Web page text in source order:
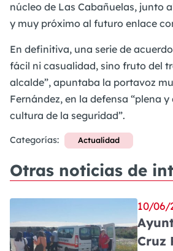
núcleo de Las Cabañuelas, junto
y muy próximo al futuro enlace
En definitiva, una serie de
fácil ni casualidad, sino fruto del
alcalde”, apuntaba la portavoz
Fernández, en la defensa “plena
cultura de la seguridad”.
Categorías: Actualidad
Otras noticias de
10/06/
Cruz